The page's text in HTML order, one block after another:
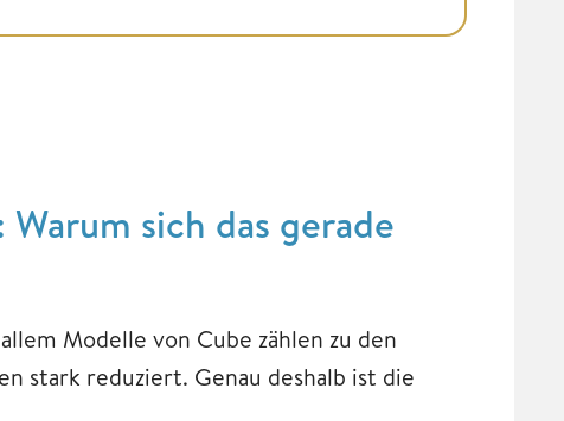
sich das gerade
Modelle von Cube zählen zu den
stark reduziert. Genau deshalb ist die